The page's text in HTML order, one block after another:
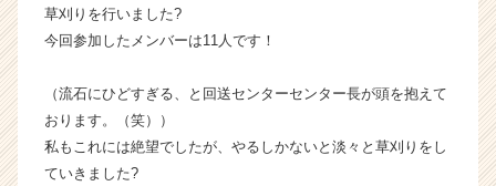
長
企
ら
カ
草刈りを行いました?
今回参加したメンバーは11人です！
（流石にひどすぎる、と回送センターセンター長が頭を抱えて
おります。（笑））
私もこれには絶望でしたが、やるしかないと淡々と草刈りをし
ていきました?